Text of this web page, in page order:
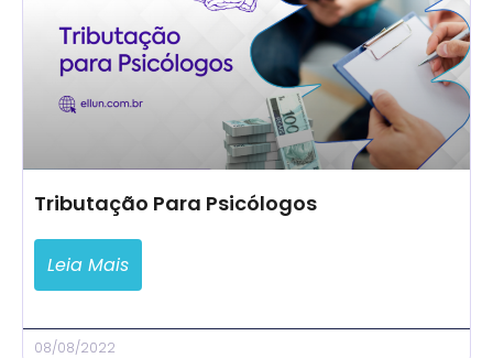
Tributação Para Psicólogos
Leia Mais
08/08/2022